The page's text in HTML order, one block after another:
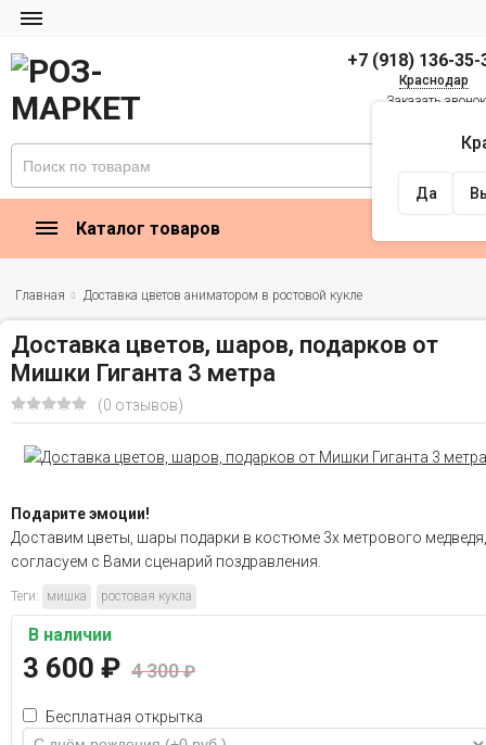
+7 (918) 136-35-
Краснодар
Да
Заказать звонок
Каталог товаров
Главная Доставка цветов аниматором в ростовой кукле
Доставка цветов, шаров, подарков от
Мишки Гиганта 3 метра
(0 отзывов)
Подарите эмоции!
Доставим цветы, шары подарки в костюме 3х метрового медведя,
согласуем с Вами сценарий поздравления.
Теги: мишка ростовая кукла
В наличии
3 600 ₽ 4 300₽
Бесплатная открытка